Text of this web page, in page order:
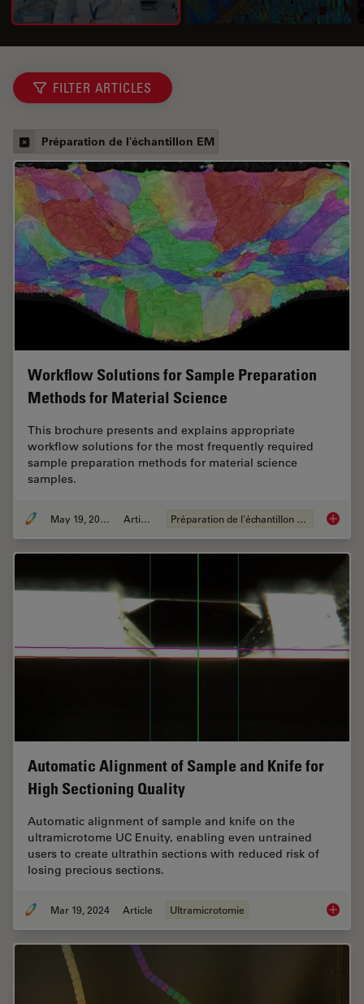
FILTER ARTICLES
Préparation de l'échantillon EM
Workflow Solutions for Sample Preparation
Methods for Material Science
This brochure presents and explains appropriate
workflow solutions for the most frequently required
sample preparation methods for material science
samples.
May 19, 2024 Article Préparation de l'échantillon EM
Automatic Alignment of Sample and Knife for
High Sectioning Quality
Automatic alignment of sample and knife on the
ultramicrotome UC Enuity, enabling even untrained
users to create ultrathin sections with reduced risk of
losing precious sections.
Mar 19, 2024 Article Ultramicrotomie